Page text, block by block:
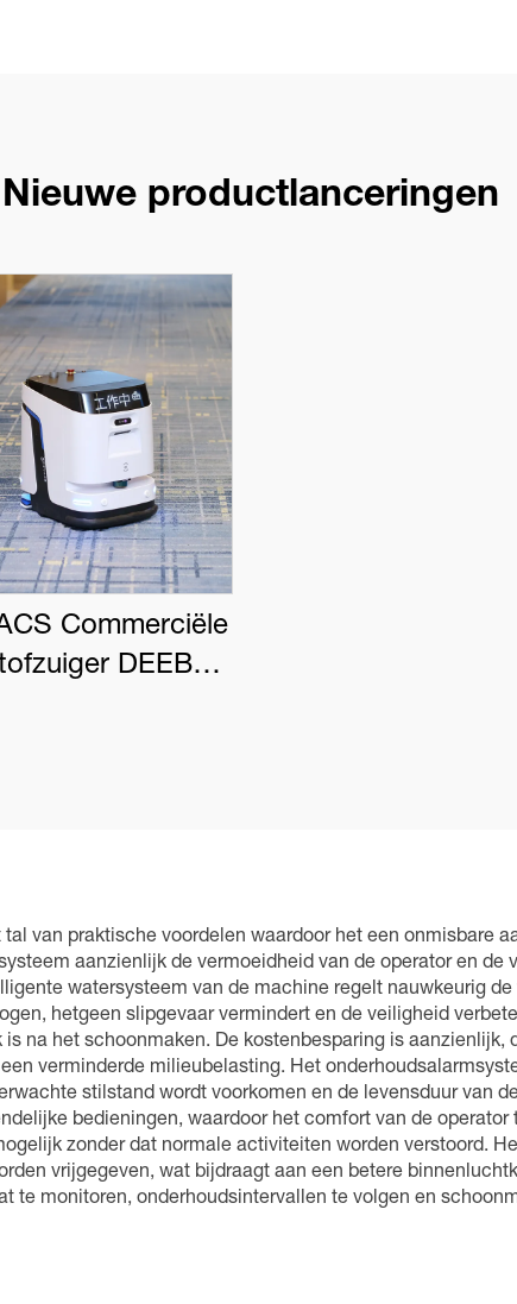
Nieuwe productlanceringen
Commerciële
DEEBOT
van praktische voordelen waardoor het een onmisbare
aanzienlijk de vermoeidheid van de operator en de
watersysteem van de machine regelt nauwkeurig
hetgeen slipgevaar vermindert en de veiligheid
na het schoonmaken. De kostenbesparing is
verminderde milieubelasting. Het
stilstand wordt voorkomen en de levensduur van
bedieningen, waardoor het comfort van de
zonder dat normale activiteiten worden verstoord.
vrijgegeven, wat bijdraagt aan een betere
te monitoren, onderhoudsintervallen te volgen en